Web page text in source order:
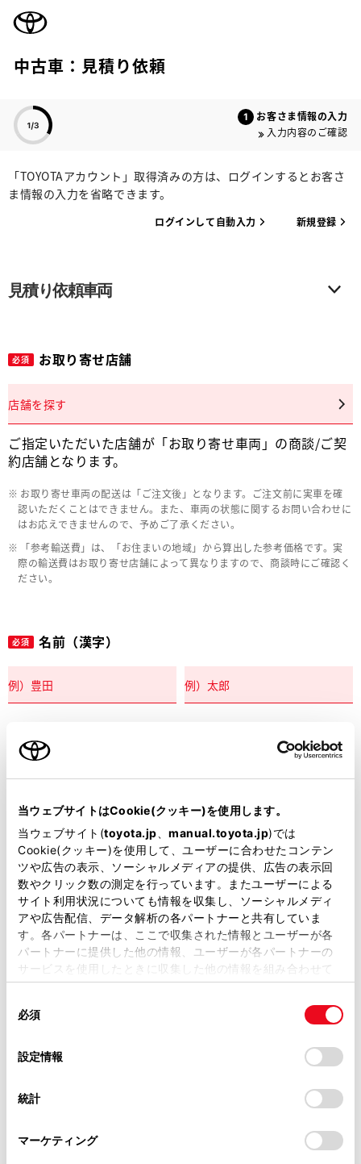
当ウェブサイトはCookie(クッキー)を使用します。
当ウェブサイト(toyota.jp manual.toyota.jp)では
Cookie(クッキー)を使用して、ユーザーに合わせたコンテン
ツや広告の表示、ソーシャルメディアの提供、広告の表示回
数やクリック数の測定を行っています。またユーザーによる
サイト利用状況についても情報を収集し、ソーシャルメディ
アや広告配信、データ解析の各パートナーと共有していま
す。各パートナーは、ここで収集された情報とユーザーが各
パートナーに提供した他の情報、ユーザーが各パートナーの
サービスを使用したときに収集した他の情報を組み合わせて
使用することがあります。当ウェブサイトの使用を続行する
デバイスにすべてのCookie(クッキー)が保存されることに同
意したことになります。Cookie(クッキー)のオプトアウト、
設定の変更、同意を撤回したりするにあたっては、当社の
「Cookie（クッキー）情報の取り扱いについて
」をご覧くだ
必須
設定情報
統計
マーケティング
中古車：見積り依頼
お客さま情報の入力
入力内容のご確認
「TOYOTAアカウント」取得済みの方は、ログインするとお客さ
ま情報の入力を省略できます。
ログインして自動入力 新規登録
見積り依頼車両
必須 お取り寄せ店舗
店舗を探す
ご指定いただいた店舗が「お取り寄せ車両」の商談/ご契
約店舗となります。
お取り寄せ車両の配送は「ご注文後」となります。ご注文前に実車を確
認いただくことはできません。また、車両の状態に関するお問い合わせに
はお応えできませんので、予めご了承ください。
「参考輸送費」は、「お住まいの地域」から算出した参考価格です。実
際の輸送費はお取り寄せ店舗によって異なりますので、商談時にご確認く
ださい。
必須 名前（漢字）
必須 名前（カナ）
必須 郵便番号
住所自動入力
必須 都道府県
必須 市区町村名